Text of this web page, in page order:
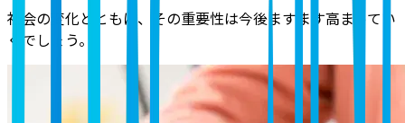
社会の変化とともに、その重要性は今後ますます高まってい
くでしょう。